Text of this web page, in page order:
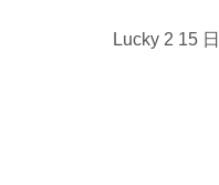
Lucky 2 15